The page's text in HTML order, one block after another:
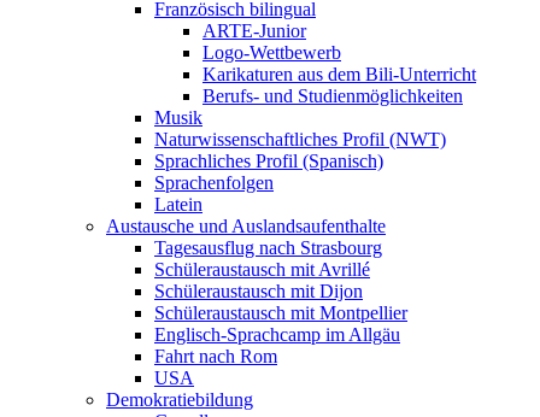
Französisch bilingual
ARTE-Junior
Logo-Wettbewerb
Karikaturen aus dem Bili-Unterricht
Berufs- und Studienmöglichkeiten
Musik
Naturwissenschaftliches Profil (NWT)
Sprachliches Profil (Spanisch)
Sprachenfolgen
Latein
Austausche und Auslandsaufenthalte
Tagesausflug nach Strasbourg
Schüleraustausch mit Avrillé
Schüleraustausch mit Dijon
Schüleraustausch mit Montpellier
Englisch-Sprachcamp im Allgäu
Fahrt nach Rom
USA
Demokratiebildung